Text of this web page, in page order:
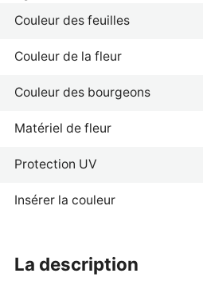
la description
Couleur des feuilles
Couleur de la fleur
Couleur des bourgeons
Matériel de fleur
Protection UV
Insérer la couleur